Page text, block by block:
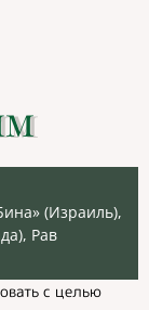
(Израиль),
Рав
с целью